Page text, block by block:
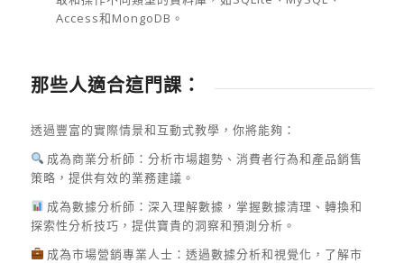
Access和MongoDB。
那些人適合這門課：
透過豐富的實際情景和互動式教學，你將能夠：
成為商業分析師：分析市場趨勢、消費者行為和產品銷售
策略，提供有效的業務建議。
成為數據分析師：深入理解數據，掌握數據清理、轉換和
探索性分析技巧，提供寶貴的洞察和預測分析。
成為市場營銷專業人士：透過數據分析和視覺化，了解市